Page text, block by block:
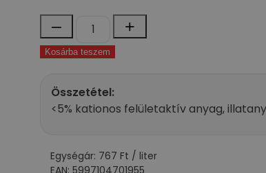
–
Zum
textilöblítő
pink
ml
mennyiség
+
Kosárba teszem
Összetétel:
<5% kationos felületaktív anyag,
Egységár: 767 Ft / liter
EAN: 5997104701955